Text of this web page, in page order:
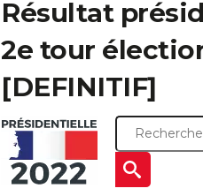
Résultat
2e tour
[DEFINITIF]